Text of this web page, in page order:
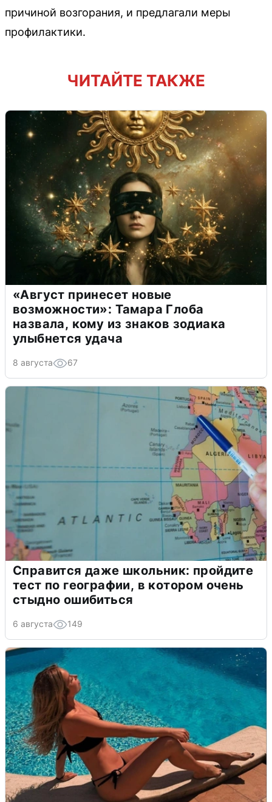
причиной возгорания, и предлагали меры
профилактики.
ЧИТАЙТЕ ТАКЖЕ
«Август принесет новые
возможности»: Тамара Глоба
назвала, кому из знаков зодиака
улыбнется удача
8 августа 67
Справится даже школьник: пройдите
тест по географии, в котором очень
стыдно ошибиться
6 августа 149